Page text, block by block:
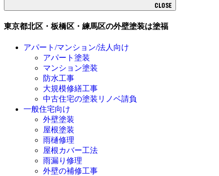
CLOSE
東京都北区・板橋区・練馬区の外壁塗装は塗福
アパート/マンション/法人向け
アパート塗装
マンション塗装
防水工事
大規模修繕工事
中古住宅の塗装リノベ請負
一般住宅向け
外壁塗装
屋根塗装
雨樋修理
屋根カバー工法
雨漏り修理
外壁の補修工事